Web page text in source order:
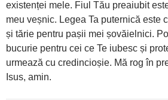
existenței mele. Fiul Tău preaiubit
meu veșnic. Legea Ta puternică este
și tărie pentru pașii mei șovăielnici.
bucurie pentru cei ce Te iubesc și
urmează cu credincioșie. Mă rog în
Isus, amin.